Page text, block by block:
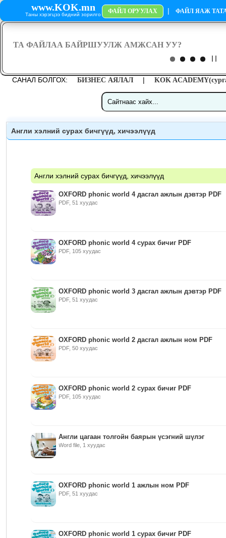
www.KOK.mn
Таны хэрэгцээ бидний зорилго ФАЙЛ ОРУУЛАХ | ФАЙЛ ЯАЖ
САНАЛ БОЛГОХ: БИЗНЕС АЯЛАЛ | KOK
Англи хэлний сурах бичгүүд, хичээлүүд
Англи хэлний сурах бичгүүд, хичээлүүд
OXFORD phonic world 4 дасгал ажлын дэвтэр PDF
PDF, 51 хуудас
OXFORD phonic world 4 сурах бичиг PDF
PDF, 105 хуудас
OXFORD phonic world 3 дасгал ажлын дэвтэр PDF
PDF, 51 хуудас
OXFORD phonic world 2 дасгал ажлын ном PDF
PDF, 50 хуудас
OXFORD phonic world 2 сурах бичиг PDF
PDF, 105 хуудас
Англи цагаан толгойн баярын үсэгний шүлэг
Word file, 1 хуудас
OXFORD phonic world 1 ажлын ном PDF
PDF, 51 хуудас
OXFORD phonic world 1 сурах бичиг PDF